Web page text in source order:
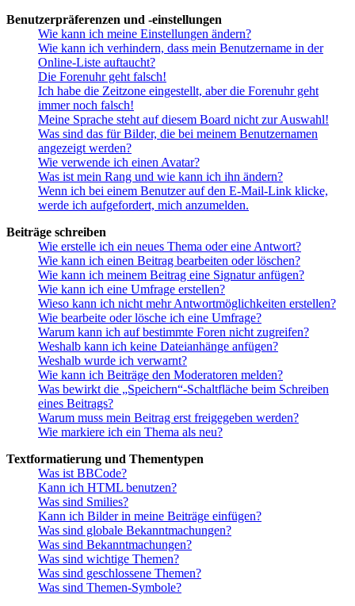
Benutzerpräferenzen und -einstellungen
Wie kann ich meine Einstellungen ändern?
Wie kann ich verhindern, dass mein Benutzername in der
Online-Liste auftaucht?
Die Forenuhr geht falsch!
Ich habe die Zeitzone eingestellt, aber die Forenuhr geht
immer noch falsch!
Meine Sprache steht auf diesem Board nicht zur Auswahl!
Was sind das für Bilder, die bei meinem Benutzernamen
angezeigt werden?
Wie verwende ich einen Avatar?
Was ist mein Rang und wie kann ich ihn ändern?
Wenn ich bei einem Benutzer auf den E-Mail-Link klicke,
werde ich aufgefordert, mich anzumelden.
Beiträge schreiben
Wie erstelle ich ein neues Thema oder eine Antwort?
Wie kann ich einen Beitrag bearbeiten oder löschen?
Wie kann ich meinem Beitrag eine Signatur anfügen?
Wie kann ich eine Umfrage erstellen?
Wieso kann ich nicht mehr Antwortmöglichkeiten erstellen?
Wie bearbeite oder lösche ich eine Umfrage?
Warum kann ich auf bestimmte Foren nicht zugreifen?
Weshalb kann ich keine Dateianhänge anfügen?
Weshalb wurde ich verwarnt?
Wie kann ich Beiträge den Moderatoren melden?
Was bewirkt die „Speichern“-Schaltfläche beim Schreiben
eines Beitrags?
Warum muss mein Beitrag erst freigegeben werden?
Wie markiere ich ein Thema als neu?
Textformatierung und Thementypen
Was ist BBCode?
Kann ich HTML benutzen?
Was sind Smilies?
Kann ich Bilder in meine Beiträge einfügen?
Was sind globale Bekanntmachungen?
Was sind Bekanntmachungen?
Was sind wichtige Themen?
Was sind geschlossene Themen?
Was sind Themen-Symbole?